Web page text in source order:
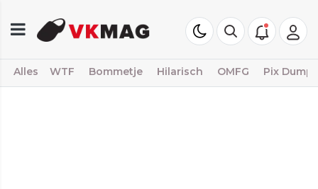
Alles WTF Bommetje Hilarisch OMFG Pix Dump